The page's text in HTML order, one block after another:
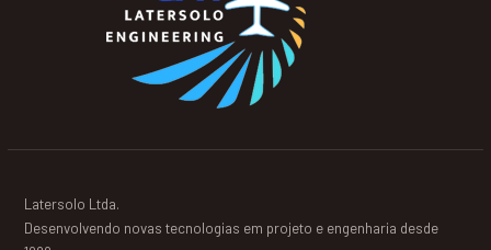
Latersolo Ltda.
Desenvolvendo novas tecnologias em projeto e engenharia desde